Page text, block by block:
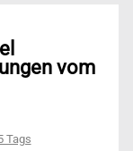
vom
Tags